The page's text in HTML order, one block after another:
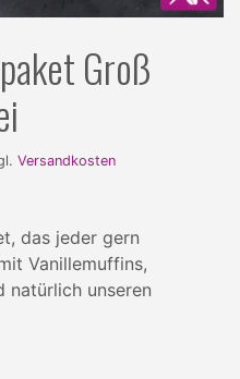
Groß
Versandkosten
das jeder gern
Vanillemuffins,
natürlich unseren